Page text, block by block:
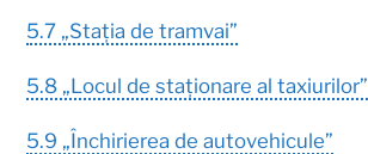
5.7 „Stația de tramvai”
5.8 „Locul de staționare al taxiurilor”
5.9 „Închirierea de autovehicule”